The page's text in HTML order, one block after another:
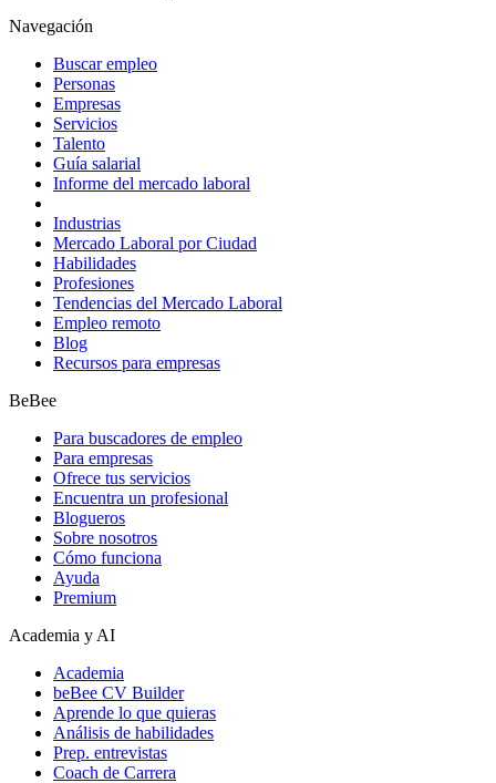
Navegación
Buscar empleo
Personas
Empresas
Servicios
Talento
Guía salarial
Informe del mercado laboral
Industrias
Mercado Laboral por Ciudad
Habilidades
Profesiones
Tendencias del Mercado Laboral
Empleo remoto
Blog
Recursos para empresas
BeBee
Para buscadores de empleo
Para empresas
Ofrece tus servicios
Encuentra un profesional
Blogueros
Sobre nosotros
Cómo funciona
Ayuda
Premium
Academia y AI
Academia
beBee CV Builder
Aprende lo que quieras
Análisis de habilidades
Prep. entrevistas
Coach de Carrera